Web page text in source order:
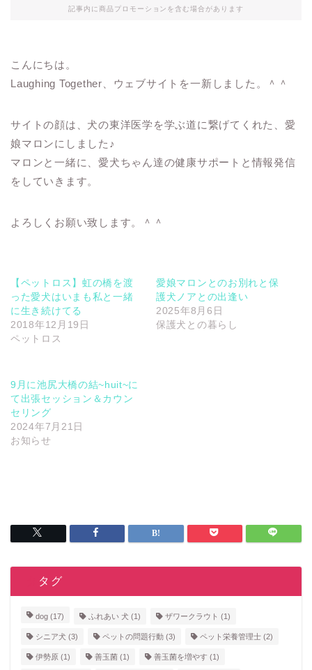
記事内に商品プロモーションを含む場合があります
こんにちは。
Laughing Together、ウェブサイトを一新しました。＾＾
サイトの顔は、犬の東洋医学を学ぶ道に繋げてくれた、愛
娘マロンにしました♪
マロンと一緒に、愛犬ちゃん達の健康サポートと情報発信
をしていきます。
よろしくお願い致します。＾＾
【ペットロス】虹の橋を渡
った愛犬はいまも私と一緒
に生き続けてる
2018年12月19日
ペットロス
愛娘マロンとのお別れと保
護犬ノアとの出逢い
2025年8月6日
保護犬との暮らし
9月に池尻大橋の結~huit~に
て出張セッション＆カウン
セリング
2024年7月21日
お知らせ
タタグ
dog (17) ふれあい 犬 (1) ザワークラウト (1)
シニア犬 (3) ペットの問題行動 (3) ペット栄養管理士 (2)
伊勢原 (1) 善玉菌 (1) 善玉菌を増やす (1)